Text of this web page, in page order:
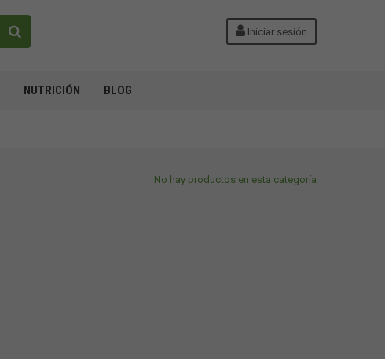
Iniciar sesión
NUTRICIÓN BLOG
No hay productos en esta categoría